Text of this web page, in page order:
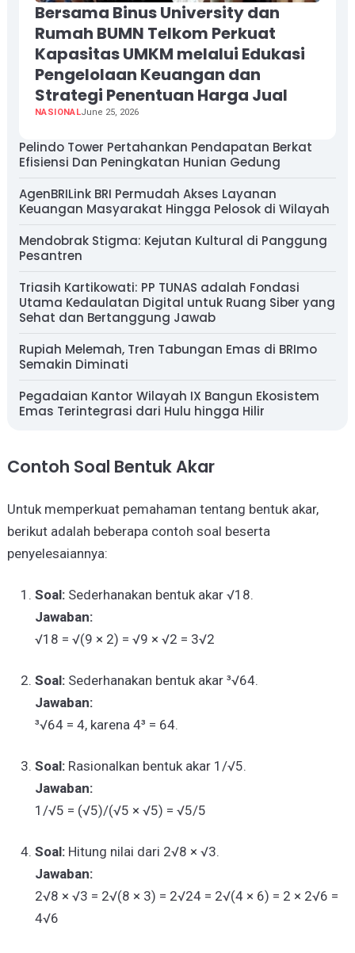
Bersama Binus University dan
Rumah BUMN Telkom Perkuat
Kapasitas UMKM melalui Edukasi
Pengelolaan Keuangan dan
Strategi Penentuan Harga Jual
NASIONALJune 25, 2026
Pelindo Tower Pertahankan Pendapatan Berkat
Efisiensi Dan Peningkatan Hunian Gedung
AgenBRILink BRI Permudah Akses Layanan
Keuangan Masyarakat Hingga Pelosok di Wilayah
Mendobrak Stigma: Kejutan Kultural di Panggung
Pesantren
Triasih Kartikowati: PP TUNAS adalah Fondasi
Utama Kedaulatan Digital untuk Ruang Siber yang
Sehat dan Bertanggung Jawab
Rupiah Melemah, Tren Tabungan Emas di BRImo
Semakin Diminati
Pegadaian Kantor Wilayah IX Bangun Ekosistem
Emas Terintegrasi dari Hulu hingga Hilir
Contoh Soal Bentuk Akar
Untuk memperkuat pemahaman tentang bentuk akar,
berikut adalah beberapa contoh soal beserta
penyelesaiannya:
Soal:Sederhanakan bentuk akar √18.
Jawaban:
√18 = √(9 × 2) = √9 × √2 = 3√2
Soal:Sederhanakan bentuk akar ³√64.
Jawaban:
³√64 = 4, karena 4³ = 64.
Soal:Rasionalkan bentuk akar 1/√5.
Jawaban:
1/√5 = (√5)/(√5 × √5) = √5/5
Soal:Hitung nilai dari 2√8 × √3.
Jawaban:
2√8 × √3 = 2√(8 × 3) = 2√24 = 2√(4 × 6) = 2 × 2√6 =
4√6